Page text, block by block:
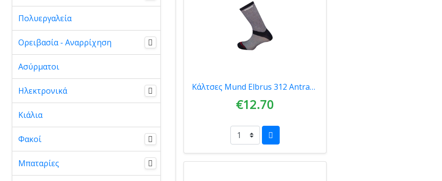
Κάλτσες Mund Elbrus 312 Antracite 00607
€12.70
Πολυεργαλεία
Ορειβασία - Αναρρίχηση
Ασύρματοι
Ηλεκτρονικά
Κιάλια
Φακοί
Μπαταρίες